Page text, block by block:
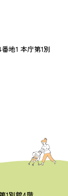
地1 本庁第1別